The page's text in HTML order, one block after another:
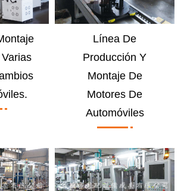
Línea De
Producción Y
Montaje De
Motores De
Automóviles